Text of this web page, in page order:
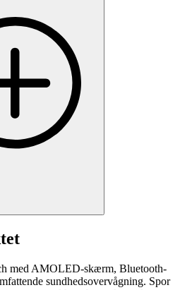
med AMOLED-skærm, Bluetooth-
sundhedsovervågning. Spor